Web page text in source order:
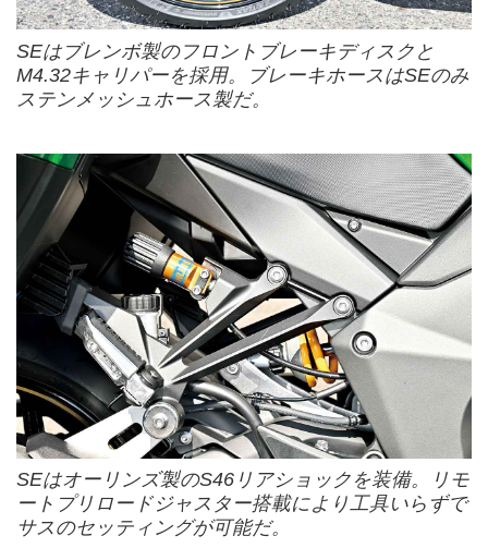
SEはブレンボ製のフロントブレーキディスクと
M4.32キャリパーを採用。ブレーキホースはSEのみ
ステンメッシュホース製だ。
SEはオーリンズ製のS46リアショックを装備。リモ
ートプリロードジャスター搭載により工具いらずで
サスのセッティングが可能だ。